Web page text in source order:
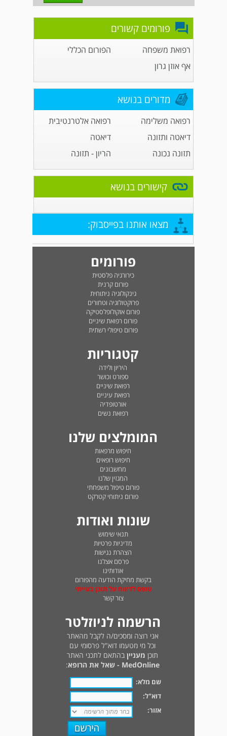
פורומים קשורים
רפואת משפחה
הפורום הכללי
אף אוזן גרון
מדורים בנושא
רפואה משלימה
רפואה אלטרנטיבית
דיאטה ותזונה
דיאטה
תזונה נכונה
הריון - תזונה
קישורים בנושא
מצאו אותנו בפייסבוק:
פורומים
כירורגיה פלסטית
פורום קרנית
גינקולוגיה ניתוחית
פרוקטולוגיה וטחורים
פורום אוקולופלסטיקה
פורום רפואת שיניים
פורום טיפולי רשתית
קטגוריות
היריון ולידה
ספורט וכושר
רפואת שיניים
רפואת עיניים
אורטופדיה
רפואת נשים
המומלצים שלנו
חיפוש מרפאות
חיפוש רופאים
מחשבונים
המגזין שלנו
פורום טיפול משפחתי
פורום ניתוחי קטרקט
שונות ואודות
תנאי שימוש
מדיניות פרטיות
הצהרת נגישות
פרסם אצלנו
אודותינו
בקשת מחיקת הודעה מהפורום
טופס לדיווח על תוכן בעייתי
צור קשר
הרשמה לניוזלטר
אני רוצה ומסכים/ה לקבל מהאתר
וכל מי מטעמו דוא"ל פרסומי עם
תוכן מעניין בהתאם לתכני האתר
MedOnline - שאל את הרופא
:
שם מלא:
דוא"ל:
אזור: